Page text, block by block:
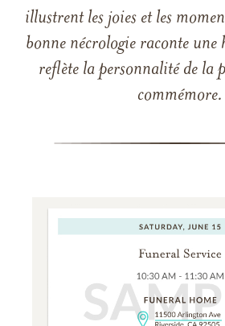
illustrent les joies et les
bonne nécrologie raconte
reflète la personnalité de la
commémore.